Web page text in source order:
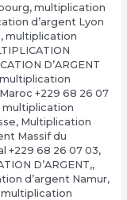
, multiplication
d’argent Lyon
, multiplication
D’ARGENT
multiplication
+229 68 26 07
multiplication
, Multiplication
Massif du
+229 68 26 07 03,
D’ARGENT,,
d’argent Namur,
multiplication